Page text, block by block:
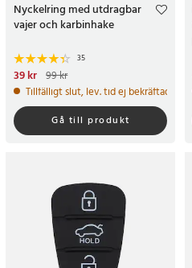
Nyckelring med utdragbar
vajer och karbinhake
35
Nuvarande pris
pris:99 kr
39 kr 99 kr
Tillfälligt slut, lev. tid ej bekräftad.
Gå till produkt